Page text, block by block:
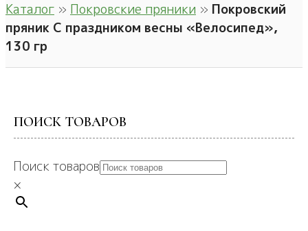
Каталог » Покровские пряники » Покровский
пряник С праздником весны «Велосипед»,
130 гр
ПОИСК ТОВАРОВ
Поиск товаров
×